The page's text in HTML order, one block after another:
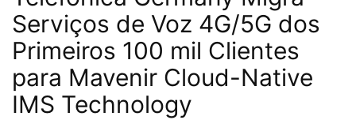
Serviços de Voz 4G/5G dos
Primeiros 100 mil Clientes
para Mavenir Cloud-Native
IMS Technology